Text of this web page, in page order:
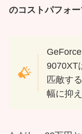
のコストパフォー
9070XT
匹敵す
幅に抑